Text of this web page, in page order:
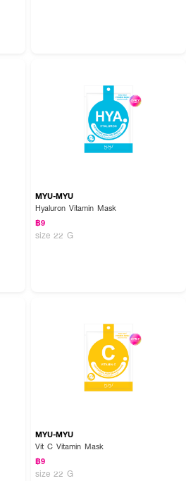
สารสำคัญซึมสู่ผิวอย่างเต็มประสิทธิภาพ
MYU-MYU
Hyaluron Vitamin Mask
฿9
size 22 G
MYU-MYU
Vit C Vitamin Mask
฿9
size 22 G